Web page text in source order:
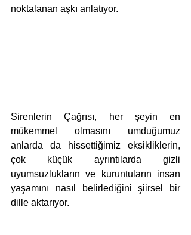
noktalanan aşkı anlatıyor.
Sirenlerin Çağrısı, her şeyin en
mükemmel olmasını umduğumuz
anlarda da hissettiğimiz eksikliklerin,
çok küçük ayrıntılarda gizli
uyumsuzlukların ve kuruntuların insan
yaşamını nasıl belirlediğini şiirsel bir
dille aktarıyor.